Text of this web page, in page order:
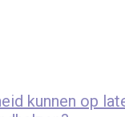
kunnen op